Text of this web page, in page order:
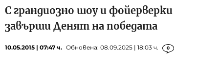
С грандиозно шоу и фойерверки
завърши Денят на победата
10.05.2015 | 07:47 ч. Обновена: 08.09.2025 | 18:03 ч. 0